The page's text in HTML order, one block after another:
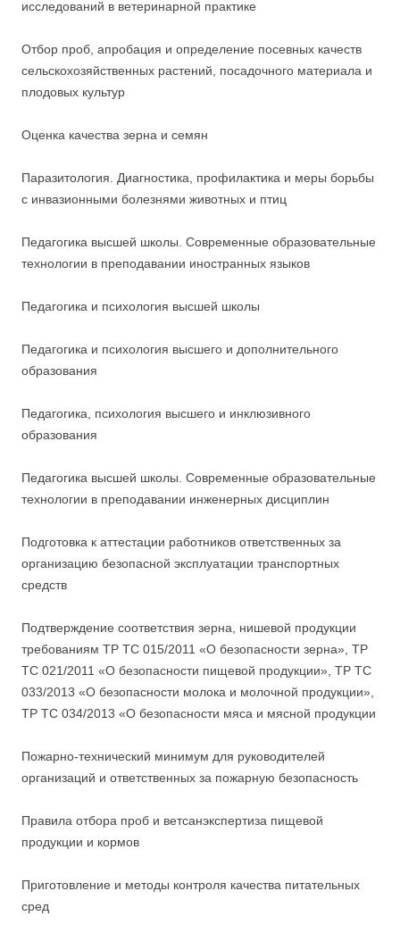
исследований в ветеринарной практике
Отбор проб, апробация и определение посевных качеств
сельскохозяйственных растений, посадочного материала и
плодовых культур
Оценка качества зерна и семян
Паразитология. Диагностика, профилактика и меры борьбы
с инвазионными болезнями животных и птиц
Педагогика высшей школы. Современные образовательные
технологии в преподавании иностранных языков
Педагогика и психология высшей школы
Педагогика и психология высшего и дополнительного
образования
Педагогика, психология высшего и инклюзивного
образования
Педагогика высшей школы. Современные образовательные
технологии в преподавании инженерных дисциплин
Подготовка к аттестации работников ответственных за
организацию безопасной эксплуатации транспортных
средств
Подтверждение соответствия зерна, нишевой продукции
требованиям ТР ТС 015/2011 «О безопасности зерна», ТР
ТС 021/2011 «О безопасности пищевой продукции», ТР ТС
033/2013 «О безопасности молока и молочной продукции»,
ТР ТС 034/2013 «О безопасности мяса и мясной продукции
Пожарно-технический минимум для руководителей
организаций и ответственных за пожарную безопасность
Правила отбора проб и ветсанэкспертиза пищевой
продукции и кормов
Приготовление и методы контроля качества питательных
сред